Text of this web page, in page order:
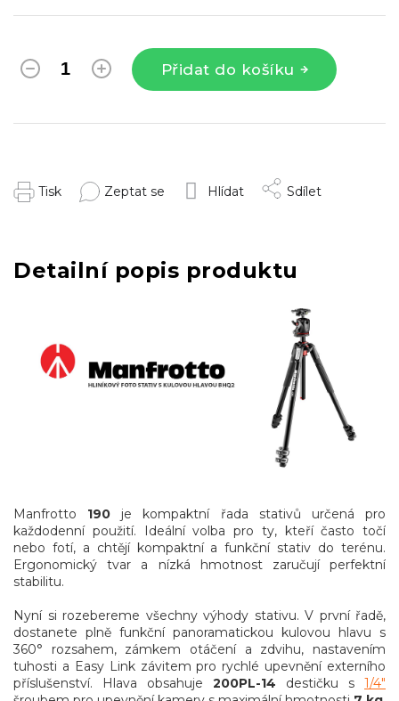
Přidat do košíku
Tisk Zeptat se Hlídat Sdílet
Detailní popis produktu
Manfrotto 190 je kompaktní řada stativů určená pro
každodenní použití. Ideální volba pro ty, kteří často točí
nebo fotí, a chtějí kompaktní a funkční stativ do terénu.
Ergonomický tvar a nízká hmotnost zaručují perfektní
stabilitu.
Nyní si rozebereme všechny výhody stativu. V první řadě,
dostanete plně funkční panoramatickou kulovou hlavu s
360° rozsahem, zámkem otáčení a zdvihu, nastavením
tuhosti a Easy Link závitem pro rychlé upevnění externího
příslušenství. Hlava obsahuje 200PL-14 destičku s 1/4"